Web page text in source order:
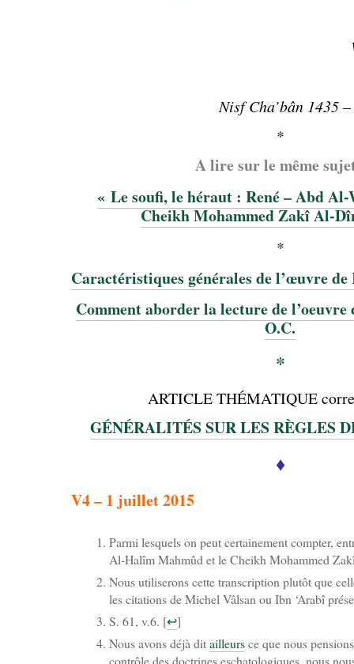
Nisf Cha’bân 1435
*
A lire sur le même
« Le soufi, le héraut : René – Abd Al-
Cheikh Mohammed Zakî Al-
*
Caractéristiques générales de l’œuvre de
Comment aborder la lecture de l’oeuvre
O.C.
*
ARTICLE THÉMATIQUE
GÉNÉRALITÉS SUR LES RÈGLES
♦
V4 – 1 juillet 2015
Parmi lesquels on peut certainement compter,
Al-Halîm Mahmûd et le Cheikh Mohammed
Nous utiliserons cette transcription plutôt que
les citations de Michel Vâlsan ou Ibn ‘Arabî
S. 61, v.6. [↩]
Nous avons déjà ditailleursce que nous
contrôle des doctrines eschatologiques, nous